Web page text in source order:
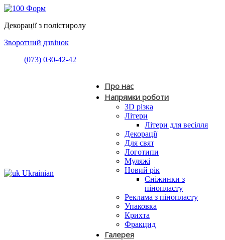
Декорації з полістиролу
Зворотний дзвінок
(073) 030-42-42
Ukrainian
Про нас
Напрямки роботи
3D різка
Літери
Літери для весілля
Декорації
Для свят
Логотипи
Муляжі
Новий рік
Сніжинки з
пінопласту
Реклама з пінопласту
Упаковка
Крихта
Фракцид
Галерея